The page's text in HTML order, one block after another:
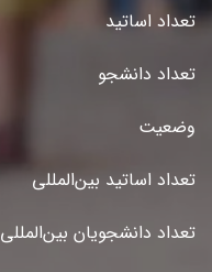
تعداد اساتید
تعداد دانشجو
وضعیت
تعداد اساتید بین‌المللی
تعداد دانشجویان بین‌المللی